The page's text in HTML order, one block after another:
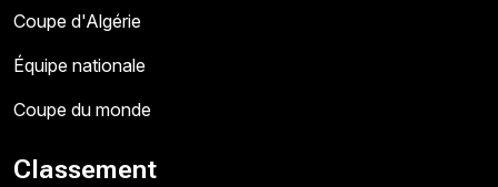
Coupe d'Algérie
Équipe nationale
Coupe du monde
Classement